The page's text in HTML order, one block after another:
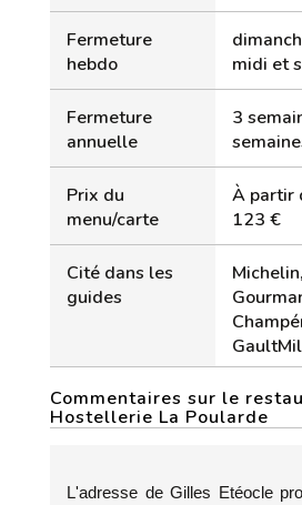
Fermeture
hebdo
midi et
Fermeture
annuelle
3
Prix du
menu/carte
À partir
123 €
Cité dans les
guides
Commentaires sur le
Hostellerie La Poularde
L'adresse de Gilles Etéocle